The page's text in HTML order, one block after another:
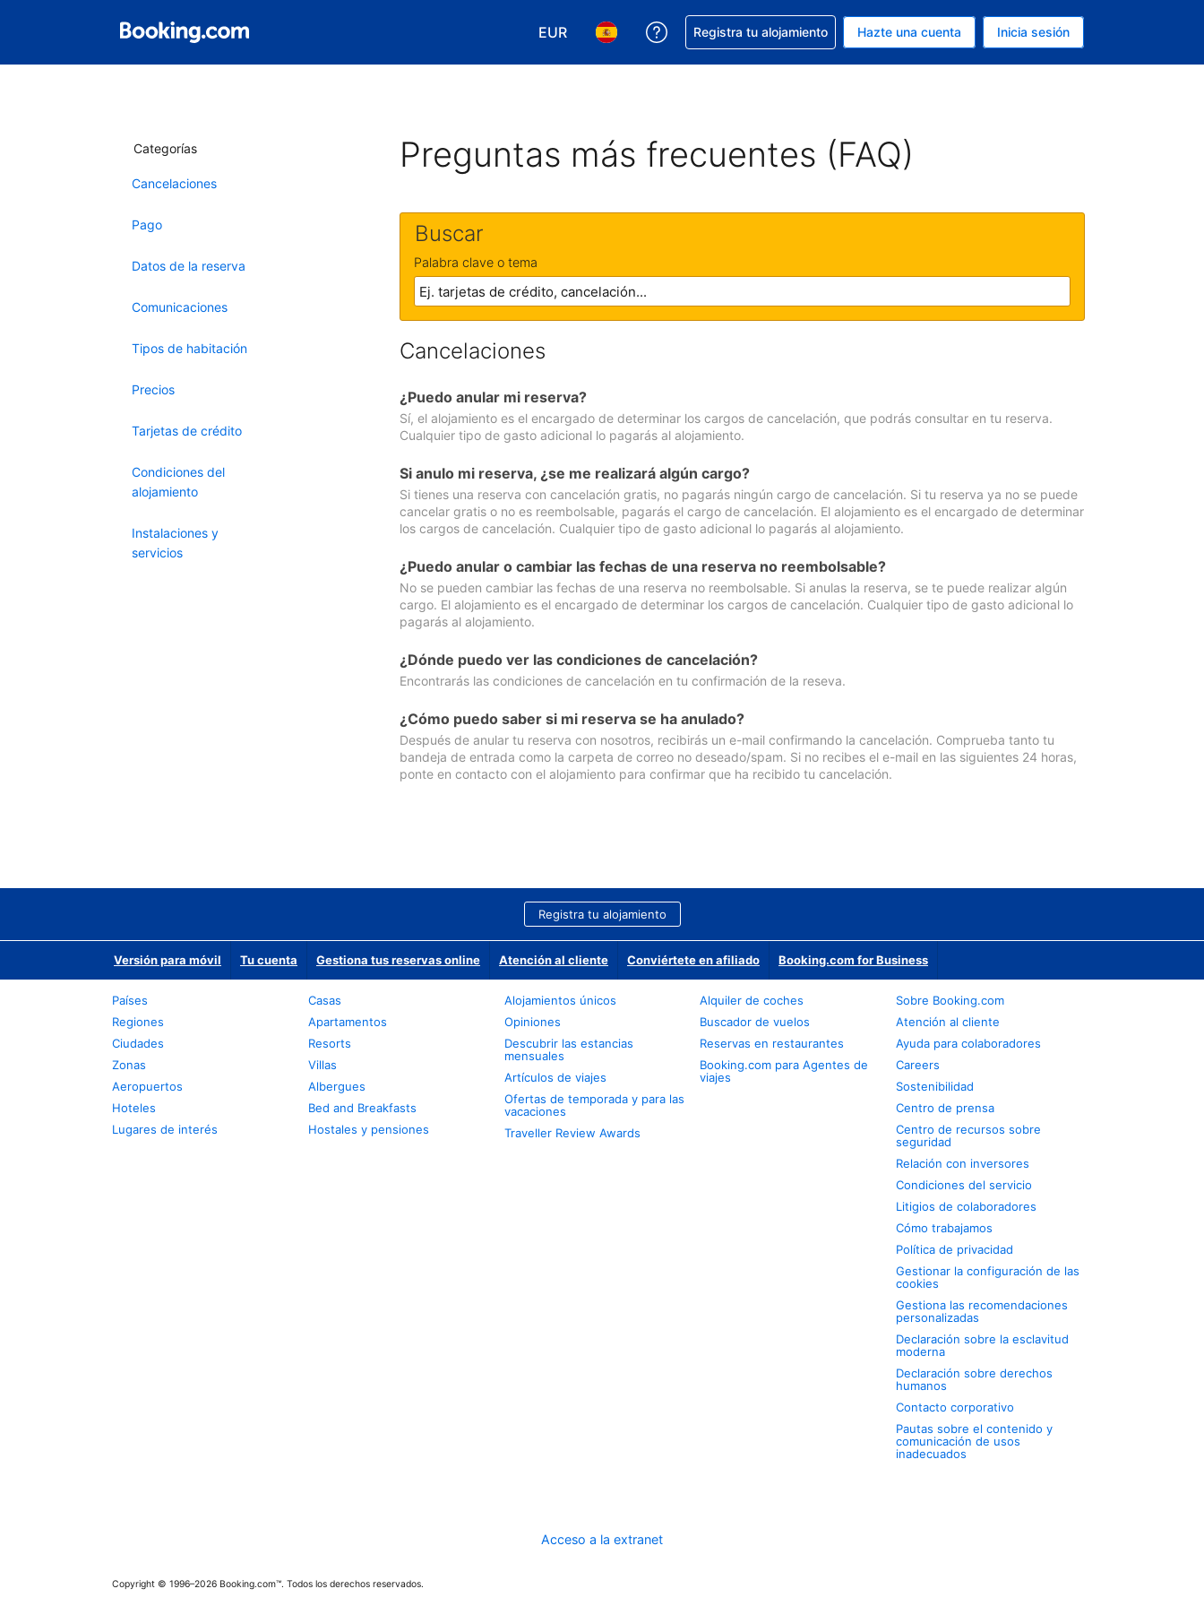
EUR
Elegir tu moneda. Tu moneda actual es EUR
Elegir el idioma que prefieres. Tu idioma actual es Español
Obtener ayuda con la reserva
Registra tu alojamiento Hazte una cuenta Inicia sesión
Categorías
Cancelaciones
Pago
Datos de la reserva
Comunicaciones
Tipos de habitación
Precios
Tarjetas de crédito
Condiciones del
alojamiento
Instalaciones y
servicios
Preguntas más frecuentes (FAQ)
Buscar
Palabra clave o tema
Cancelaciones
¿Puedo anular mi reserva?
Sí, el alojamiento es el encargado de determinar los cargos de cancelación, que podrás consultar en tu reserva.
Cualquier tipo de gasto adicional lo pagarás al alojamiento.
Si anulo mi reserva, ¿se me realizará algún cargo?
Si tienes una reserva con cancelación gratis, no pagarás ningún cargo de cancelación. Si tu reserva ya no se puede
cancelar gratis o no es reembolsable, pagarás el cargo de cancelación. El alojamiento es el encargado de determinar
los cargos de cancelación. Cualquier tipo de gasto adicional lo pagarás al alojamiento.
¿Puedo anular o cambiar las fechas de una reserva no reembolsable?
No se pueden cambiar las fechas de una reserva no reembolsable. Si anulas la reserva, se te puede realizar algún
cargo. El alojamiento es el encargado de determinar los cargos de cancelación. Cualquier tipo de gasto adicional lo
pagarás al alojamiento.
¿Dónde puedo ver las condiciones de cancelación?
Encontrarás las condiciones de cancelación en tu confirmación de la reseva.
¿Cómo puedo saber si mi reserva se ha anulado?
Después de anular tu reserva con nosotros, recibirás un e-mail confirmando la cancelación. Comprueba tanto tu
bandeja de entrada como la carpeta de correo no deseado/spam. Si no recibes el e-mail en las siguientes 24 horas,
ponte en contacto con el alojamiento para confirmar que ha recibido tu cancelación.
Registra tu alojamiento
Versión para móvil Tu cuenta Gestiona tus reservas online Atención al cliente Conviértete en afiliado Booking.com for Business
Países
Regiones
Ciudades
Zonas
Aeropuertos
Hoteles
Lugares de interés
Casas
Apartamentos
Resorts
Villas
Albergues
Bed and Breakfasts
Hostales y pensiones
Alojamientos únicos
Opiniones
Descubrir las estancias
mensuales
Artículos de viajes
Ofertas de temporada y para las
vacaciones
Traveller Review Awards
Alquiler de coches
Buscador de vuelos
Reservas en restaurantes
Booking.com para Agentes de
viajes
Sobre Booking.com
Atención al cliente
Ayuda para colaboradores
Careers
Sostenibilidad
Centro de prensa
Centro de recursos sobre
seguridad
Relación con inversores
Condiciones del servicio
Litigios de colaboradores
Cómo trabajamos
Política de privacidad
Gestionar la configuración de las
cookies
Gestiona las recomendaciones
personalizadas
Declaración sobre la esclavitud
moderna
Declaración sobre derechos
humanos
Contacto corporativo
Pautas sobre el contenido y
comunicación de usos
inadecuados
Acceso a la extranet
Copyright © 1996–2026 Booking.com™. Todos los derechos reservados.